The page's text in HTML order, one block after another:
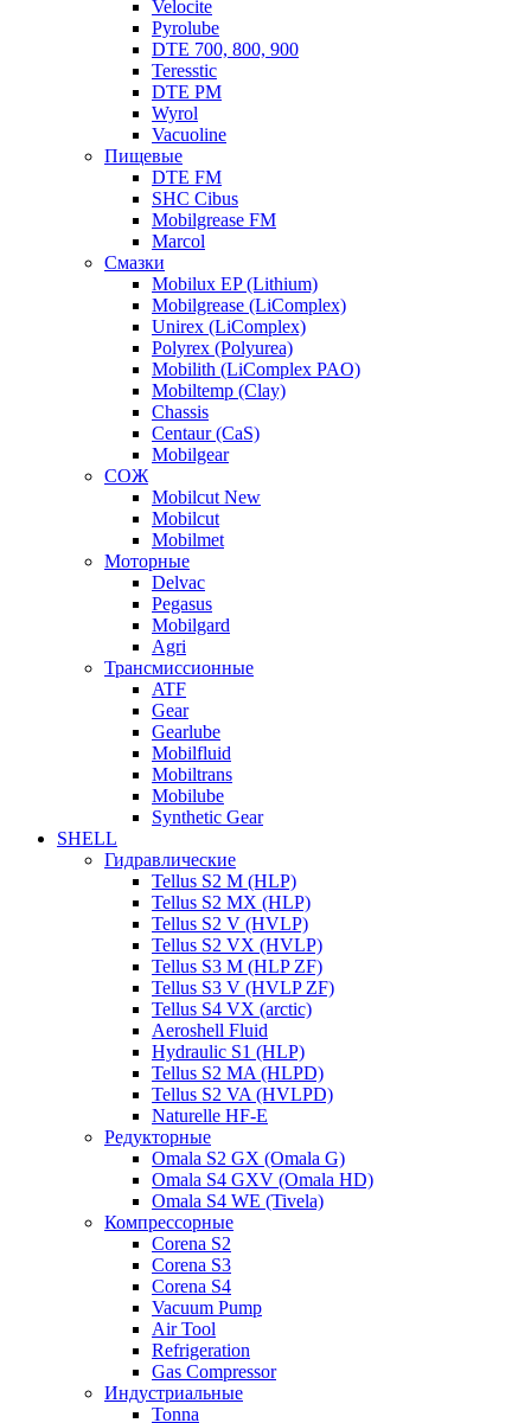
Velocite
Pyrolube
DTE 700, 800, 900
Teresstic
DTE PM
Wyrol
Vacuoline
Пищевые
DTE FM
SHC Cibus
Mobilgrease FM
Marcol
Смазки
Mobilux EP (Lithium)
Mobilgrease (LiComplex)
Unirex (LiComplex)
Polyrex (Polyurea)
Mobilith (LiComplex PAO)
Mobiltemp (Clay)
Chassis
Centaur (CaS)
Mobilgear
СОЖ
Mobilcut New
Mobilcut
Mobilmet
Моторные
Delvac
Pegasus
Mobilgard
Agri
Трансмиссионные
ATF
Gear
Gearlube
Mobilfluid
Mobiltrans
Mobilube
Synthetic Gear
SHELL
Гидравлические
Tellus S2 M (HLP)
Tellus S2 MХ (HLP)
Tellus S2 V (HVLP)
Tellus S2 VX (HVLP)
Tellus S3 M (HLP ZF)
Tellus S3 V (HVLP ZF)
Tellus S4 VX (arctic)
Aeroshell Fluid
Hydraulic S1 (HLP)
Tellus S2 MA (HLPD)
Tellus S2 VA (HVLPD)
Naturelle HF-E
Редукторные
Omala S2 GX (Omala G)
Omala S4 GXV (Omala HD)
Omala S4 WE (Tivela)
Компрессорные
Corena S2
Corena S3
Corena S4
Vacuum Pump
Air Tool
Refrigeration
Gas Compressor
Индустриальные
Tonna